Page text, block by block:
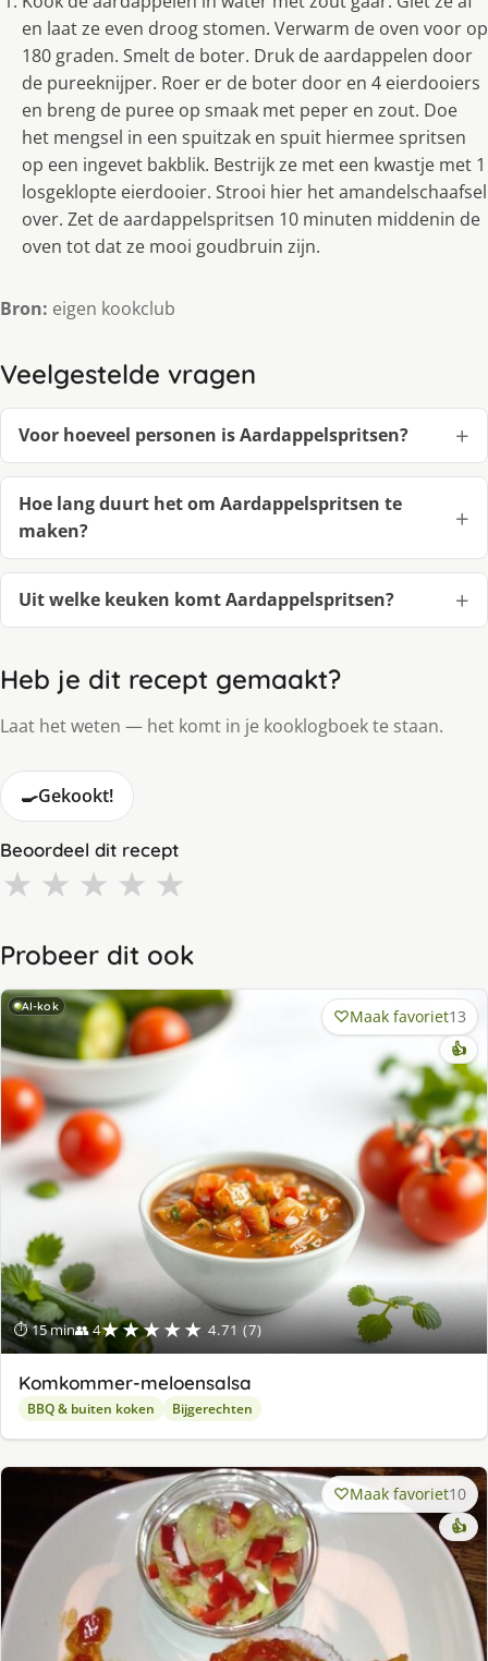
en laat ze even droog stomen. Verwarm de oven voor op
180 graden. Smelt de boter. Druk de aardappelen door
de pureeknijper. Roer er de boter door en 4 eierdooiers
en breng de puree op smaak met peper en zout. Doe
het mengsel in een spuitzak en spuit hiermee spritsen
op een ingevet bakblik. Bestrijk ze met een kwastje met 1
losgeklopte eierdooier. Strooi hier het amandelschaafsel
over. Zet de aardappelspritsen 10 minuten middenin de
oven tot dat ze mooi goudbruin zijn.
Bron: eigen kookclub
Veelgestelde vragen
Voor hoeveel personen is Aardappelspritsen?
Hoe lang duurt het om Aardappelspritsen te
maken?
Uit welke keuken komt Aardappelspritsen?
Heb je dit recept gemaakt?
Laat het weten — het komt in je kooklogboek te staan.
🍳Gekookt!
Beoordeel dit recept
★ ★ ★ ★ ★
Probeer dit ook
AI-kok
⏱ 15 min👥 4★★★★★ 4.71 (7)
Maak favoriet13
👍
Komkommer-meloensalsa
BBQ & buiten koken Bijgerechten
Maak favoriet10
👍